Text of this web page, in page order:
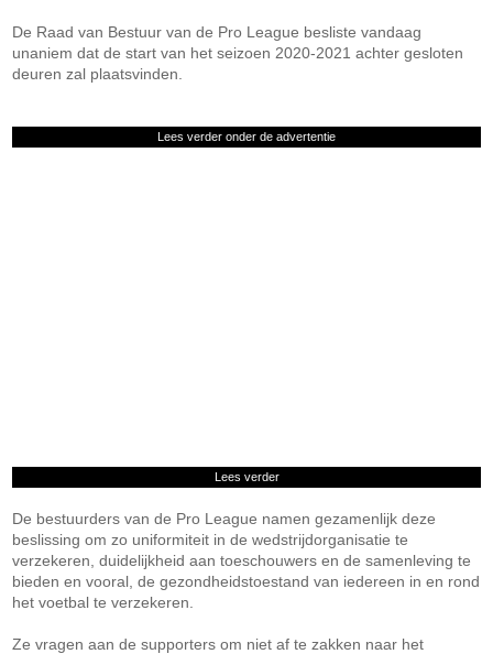
De Raad van Bestuur van de Pro League besliste vandaag
unaniem dat de start van het seizoen 2020-2021 achter gesloten
deuren zal plaatsvinden.
Lees verder onder de advertentie
Lees verder
De bestuurders van de Pro League namen gezamenlijk deze
beslissing om zo uniformiteit in de wedstrijdorganisatie te
verzekeren, duidelijkheid aan toeschouwers en de samenleving te
bieden en vooral, de gezondheidstoestand van iedereen in en rond
het voetbal te verzekeren.
Ze vragen aan de supporters om niet af te zakken naar het